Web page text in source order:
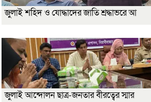
জুলাই শহিদ ও যোদ্ধাদের জাতি শ্রদ্ধাভরে আ
জুলাই আন্দোলন ছাত্র-জনতার বীরত্বের স্মার